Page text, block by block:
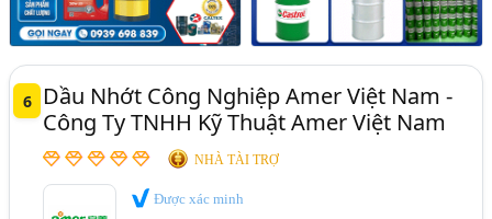
6
Dầu Nhớt Công Nghiệp Amer Việt Nam -
Công Ty TNHH Kỹ Thuật Amer Việt Nam
NHÀ TÀI TRỢ
Được xác minh